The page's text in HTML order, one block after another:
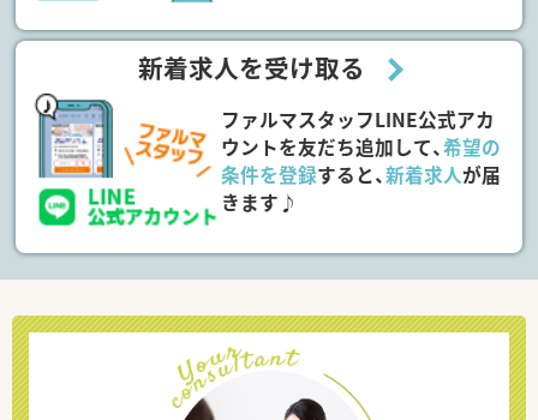
新着求人を受け取る
ファルマスタッフLINE公式アカ
ウントを友だち追加して、希望の
条件を登録すると、新着求人が届
きます♪